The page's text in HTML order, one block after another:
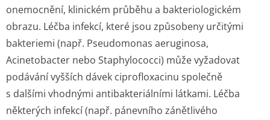
onemocnění, klinickém průběhu a bakteriologickém
obrazu. Léčba infekcí, které jsou způsobeny určitými
bakteriemi (např. Pseudomonas aeruginosa,
Acinetobacter nebo Staphylococci) může vyžadovat
podávání vyšších dávek ciprofloxacinu společně
s dalšími vhodnými antibakteriálními látkami. Léčba
některých infekcí (např. pánevního zánětlivého